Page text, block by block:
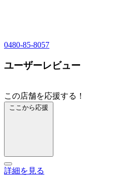
0480-85-8057
ユーザーレビュー
この店舗を応援する！
ここから応援
詳細を見る